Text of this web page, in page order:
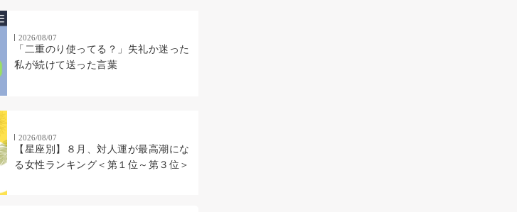
2026/08/07
「二重のり使ってる？」失礼か迷った
私が続けて送った言葉
2026/08/07
【星座別】８月、対人運が最高潮にな
る女性ランキング＜第１位～第３位＞